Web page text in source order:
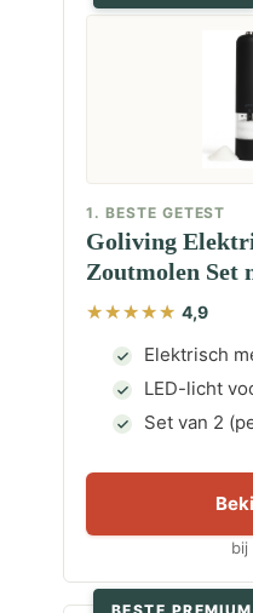
1. BESTE GETEST
Goliving
Zoutmolen Set
4,9
Elektrisch
LED-licht
Set van 2
bij